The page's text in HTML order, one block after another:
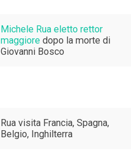
Michele Rua eletto rettor
maggiore dopo la morte di
Giovanni Bosco
Rua visita Francia, Spagna,
Belgio, Inghilterra